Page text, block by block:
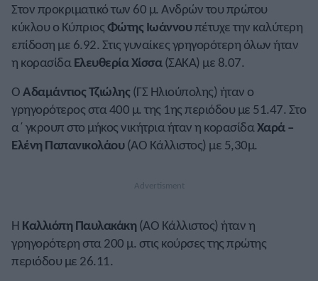
Στον προκριματικό των 60 μ. Ανδρών του πρώτου
κύκλου ο ΚύπριοςΦώτης Ιωάννουπέτυχε την καλύτερη
επίδοση με 6.92. Στις γυναίκες γρηγορότερη όλων ήταν
η κορασίδαΕλευθερία Χίσσα(ΣΑΚΑ) με 8.07.
ΟΑδαμάντιος Τζιώλης(ΓΣ Ηλιούπολης) ήταν ο
γρηγορότερος στα 400 μ. της 1ης περιόδου με 51.47. Στο
α΄ γκρουπ στο μήκος νικήτρια ήταν η κορασίδαΧαρά –
Ελένη Παπανικολάου(ΑΟ Κάλλιστος) με 5,30μ.
Η Καλλιόπη Παυλακάκη(ΑΟ Κάλλιστος) ήταν η
γρηγορότερη στα 200 μ. στις κούρσες της πρώτης
περιόδου με 26.11.